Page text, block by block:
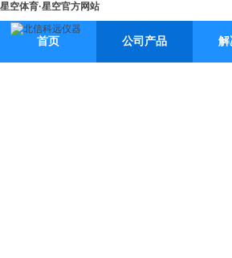
星空体育·星空官方网站
首页 公司产品 解